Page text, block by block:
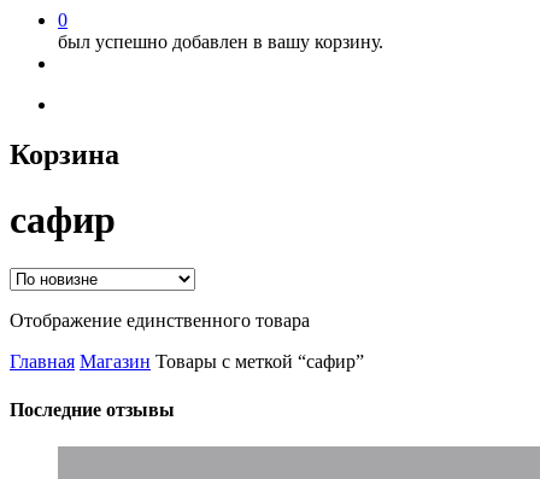
0
был успешно добавлен в вашу корзину.
Корзина
сафир
Отображение единственного товара
Главная Магазин Товары с меткой “сафир”
Последние отзывы